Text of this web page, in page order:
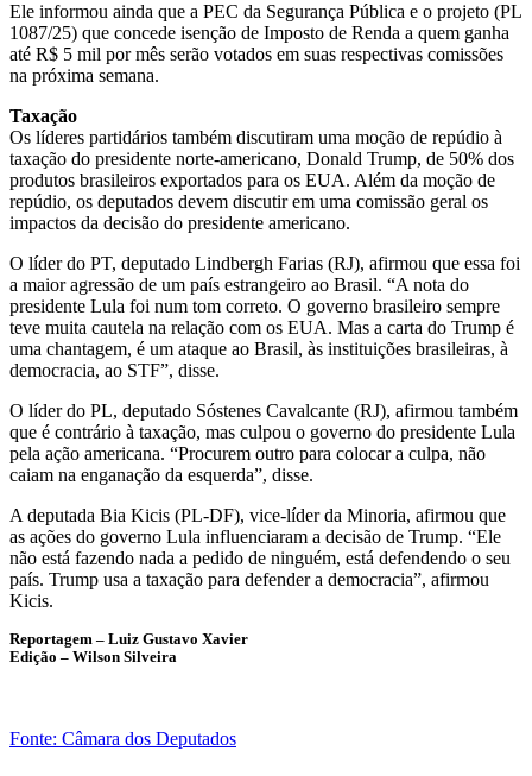
Ele informou ainda que a PEC da Segurança Pública e o projeto (PL
1087/25) que concede isenção de Imposto de Renda a quem ganha
até R$ 5 mil por mês serão votados em suas respectivas comissões
na próxima semana.
Taxação
Os líderes partidários também discutiram uma moção de repúdio à
taxação do presidente norte-americano, Donald Trump, de 50% dos
produtos brasileiros exportados para os EUA. Além da moção de
repúdio, os deputados devem discutir em uma comissão geral os
impactos da decisão do presidente americano.
O líder do PT, deputado Lindbergh Farias (RJ), afirmou que essa foi
a maior agressão de um país estrangeiro ao Brasil. “A nota do
presidente Lula foi num tom correto. O governo brasileiro sempre
teve muita cautela na relação com os EUA. Mas a carta do Trump é
uma chantagem, é um ataque ao Brasil, às instituições brasileiras, à
democracia, ao STF”, disse.
O líder do PL, deputado Sóstenes Cavalcante (RJ), afirmou também
que é contrário à taxação, mas culpou o governo do presidente Lula
pela ação americana. “Procurem outro para colocar a culpa, não
caiam na enganação da esquerda”, disse.
A deputada Bia Kicis (PL-DF), vice-líder da Minoria, afirmou que
as ações do governo Lula influenciaram a decisão de Trump. “Ele
não está fazendo nada a pedido de ninguém, está defendendo o seu
país. Trump usa a taxação para defender a democracia”, afirmou
Kicis.
Reportagem – Luiz Gustavo Xavier
Edição – Wilson Silveira
Fonte: Câmara dos Deputados